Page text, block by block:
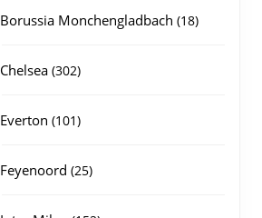
Borussia Monchengladbach 1818
Chelsea 302302
Everton 101101
Feyenoord 2525